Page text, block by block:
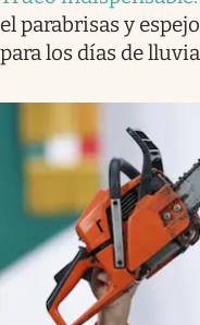
el parabrisas y
para los días de lluvia